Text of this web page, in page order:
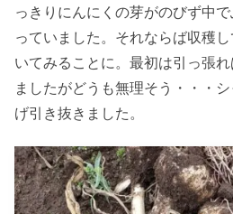
っきりにんにくの芽がのびず中
っていました。それならば収穫
いてみることに。最初は引っ張
ましたがどうも無理そう・・・
げ引き抜きました。